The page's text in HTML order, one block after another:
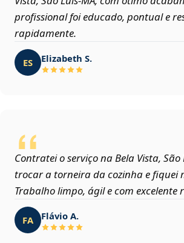
profissional foi educado, pontual e
rapidamente.
ES Elizabeth S.
Contratei o serviço na Bela Vista, São
trocar a torneira da cozinha e fiquei
Trabalho limpo, ágil e com excelente
FA Flávio A.